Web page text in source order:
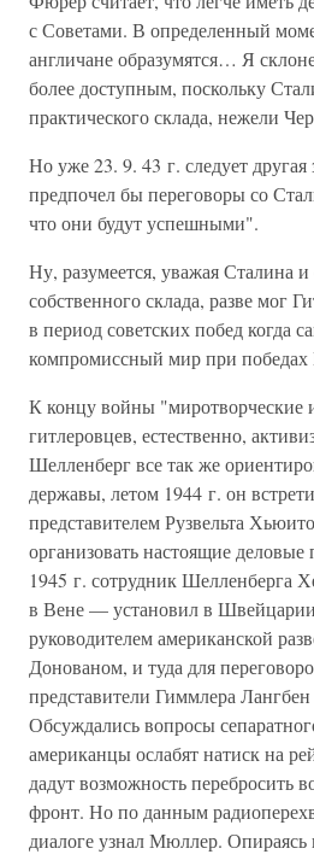
с Советами. В определенный
англичане образумятся… Я
более доступным, поскольку
практического склада, нежели
Но уже 23. 9. 43 г. следует
предпочел бы переговоры со
что они будут успешными".
Ну, разумеется, уважая Сталина
собственного склада, разве мог
в период советских побед когда
компромиссный мир при победах
К концу войны "миротворческие
гитлеровцев, естественно,
Шелленберг все так же
державы, летом 1944 г. он
представителем Рузвельта
организовать настоящие
1945 г. сотрудник Шелленберга
в Вене — установил в
руководителем американской
Донованом, и туда для
представители Гиммлера
Обсуждались вопросы
американцы ослабят натиск на
дадут возможность перебросить
фронт. Но по данным
диалоге узнал Мюллер. Опираясь